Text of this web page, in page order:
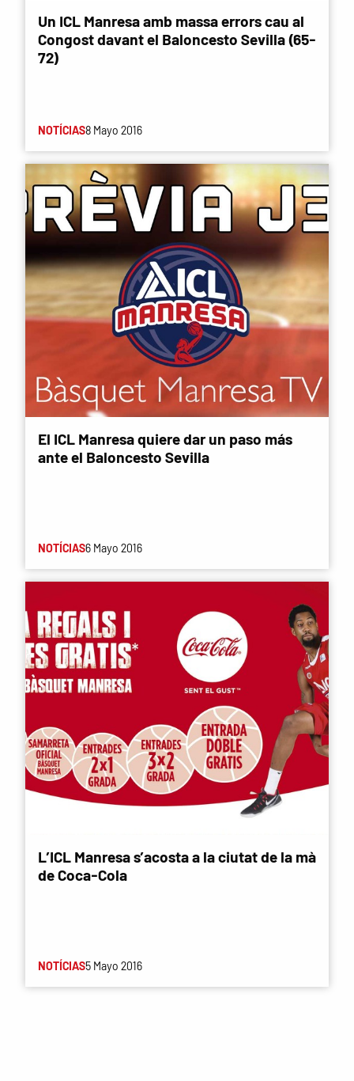
Un ICL Manresa amb massa errors cau al
Congost davant el Baloncesto Sevilla (65-
72)
NOTÍCIAS8 Mayo 2016
El ICL Manresa quiere dar un paso más
ante el Baloncesto Sevilla
NOTÍCIAS6 Mayo 2016
L’ICL Manresa s’acosta a la ciutat de la mà
de Coca-Cola
NOTÍCIAS5 Mayo 2016